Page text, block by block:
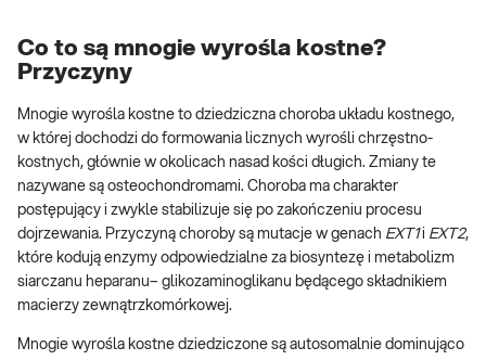
Co to są mnogie wyrośla kostne?
Przyczyny
Mnogie wyrośla kostne to dziedziczna choroba układu kostnego,
w której dochodzi do formowania licznych wyrośli chrzęstno-
kostnych, głównie w okolicach nasad kości długich. Zmiany te
nazywane są osteochondromami. Choroba ma charakter
postępujący i zwykle stabilizuje się po zakończeniu procesu
dojrzewania. Przyczyną choroby są mutacje w genach EXT1i EXT2,
które kodują enzymy odpowiedzialne za biosyntezę i metabolizm
siarczanu heparanu– glikozaminoglikanu będącego składnikiem
macierzy zewnątrzkomórkowej.
Mnogie wyrośla kostne dziedziczone są autosomalnie dominująco